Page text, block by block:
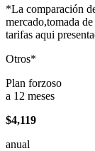
*La comparación
mercado,tomada
tarifas aqui
Otros*
Plan forzoso
a 12 meses
$4,119
anual